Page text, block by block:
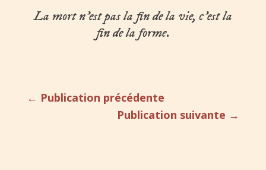
La mort n’est pas la fin de la vie, c’est la
fin de la forme.
← Publication précédente
Publication suivante →